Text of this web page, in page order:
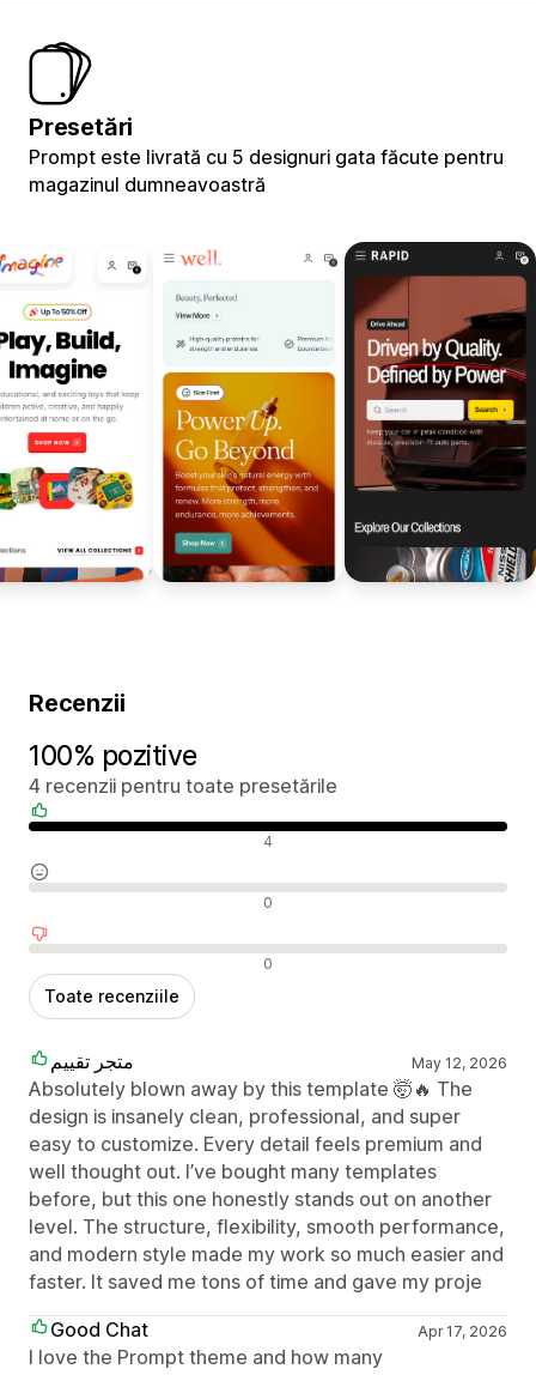
Presetări
Prompt este livrată cu 5 designuri gata făcute pentru
magazinul dumneavoastră
Recenzii
100% pozitive
4 recenzii pentru toate presetările
4
0
0
Toate recenziile
متجر تقييم May 12, 2026
Absolutely blown away by this template 🤯🔥 The
design is insanely clean, professional, and super
easy to customize. Every detail feels premium and
well thought out. I’ve bought many templates
before, but this one honestly stands out on another
level. The structure, flexibility, smooth performance,
and modern style made my work so much easier and
faster. It saved me tons of time and gave my proje
Good Chat
Apr 17, 2026
I love the Prompt theme and how many